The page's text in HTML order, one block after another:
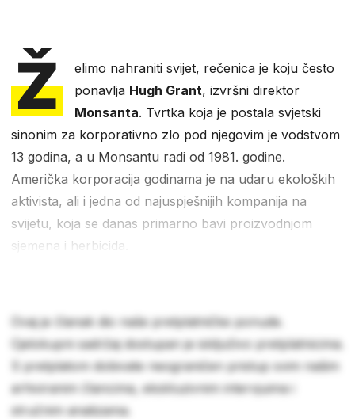
Ž
elimo nahraniti svijet, rečenica je koju često
ponavlja Hugh Grant, izvršni direktor
Monsanta. Tvrtka koja je postala svjetski
sinonim za korporativno zlo pod njegovim je vodstvom
13 godina, a u Monsantu radi od 1981. godine.
Američka korporacija godinama je na udaru ekoloških
aktivista, ali i jedna od najuspješnijih kompanija na
svijetu, koja se danas primarno bavi proizvodnjom
sjemena i herbicida.
Ovaj je članak dio naše pretplatničke ponude.
Cjelokupni sadržaj dostupan je isključivo pretplatnicima.
S pretplatom dobivate neograničen pristup svim našim
arhiviranim člancima, ekskluzivnim intervjuima i
stručnim analizama.